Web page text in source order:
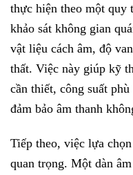
thực hiện theo một quy
khảo sát không gian
vật liệu cách âm, độ
thất. Việc này giúp kỹ
cần thiết, công suất
đảm bảo âm thanh
Tiếp theo, việc lựa
quan trọng. Một dàn